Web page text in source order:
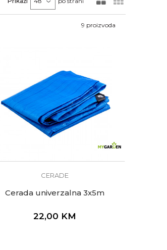
9 proizvoda
CERADE
Cerada univerzalna 3x5m
22,00 KM